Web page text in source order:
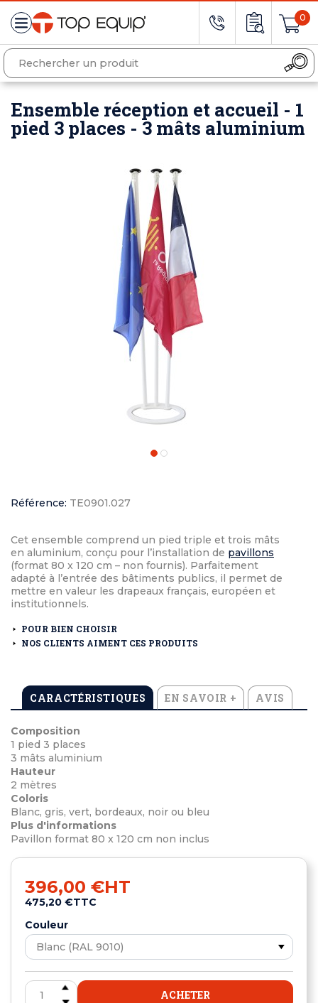
0
Ensemble réception et accueil - 1
pied 3 places - 3 mâts aluminium
Référence: TE0901.027
Cet ensemble comprend un pied triple et trois mâts
en aluminium, conçu pour l’installation de pavillons
(format 80 x 120 cm – non fournis). Parfaitement
adapté à l’entrée des bâtiments publics, il permet de
mettre en valeur les drapeaux français, européen et
institutionnels.
POUR BIEN CHOISIR
NOS CLIENTS AIMENT CES PRODUITS
CARACTÉRISTIQUES EN SAVOIR + AVIS
Composition
1 pied 3 places
3 mâts aluminium
Hauteur
2 mètres
Coloris
Blanc, gris, vert, bordeaux, noir ou bleu
Plus d'informations
Pavillon format 80 x 120 cm non inclus
396,00 €HT
475,20 €TTC
Couleur
ACHETER